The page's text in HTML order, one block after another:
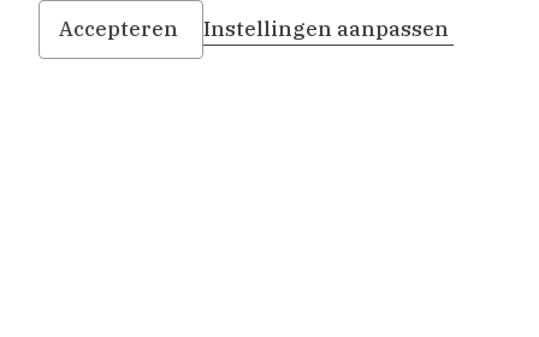
Infopunt & kantoor: Sint Agathaplein 4
+31 (0)15 260 23 58
Accepteren
Instellingen aanpassen